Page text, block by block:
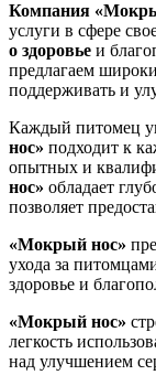
Компания
услуги в сфере
о здоровье и
предлагаем
поддерживать и
Каждый питомец
нос» подходит к
опытных и
нос» обладает
позволяет
«Мокрый нос»
ухода за
здоровье и
«Мокрый нос»
легкость
над улучшением